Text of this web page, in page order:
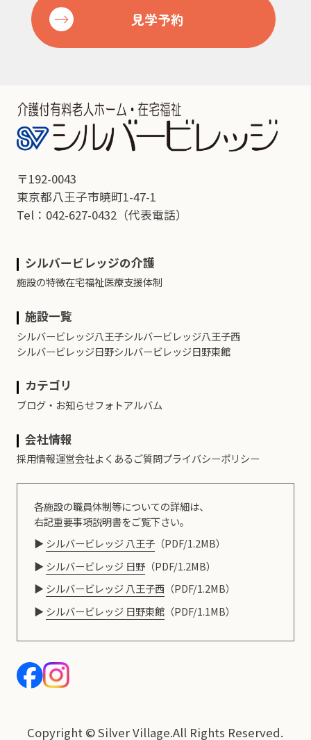
見学予約
〒192-0043
東京都八王子市暁町1-47-1
Tel：042-627-0432（代表電話）
シルバービレッジの介護
施設の特徴在宅福祉医療支援体制
施設一覧
シルバービレッジ八王子シルバービレッジ八王子西
シルバービレッジ日野シルバービレッジ日野東館
カテゴリ
ブログ・お知らせフォトアルバム
会社情報
採用情報運営会社よくあるご質問プライバシーポリシー
各施設の職員体制等についての詳細は、
右記重要事項説明書をご覧下さい。
シルバービレッジ 八王子（PDF/1.2MB）
シルバービレッジ 日野（PDF/1.2MB）
シルバービレッジ 八王子西（PDF/1.2MB）
シルバービレッジ 日野東館（PDF/1.1MB）
Copyright © Silver Village.All Rights Reserved.